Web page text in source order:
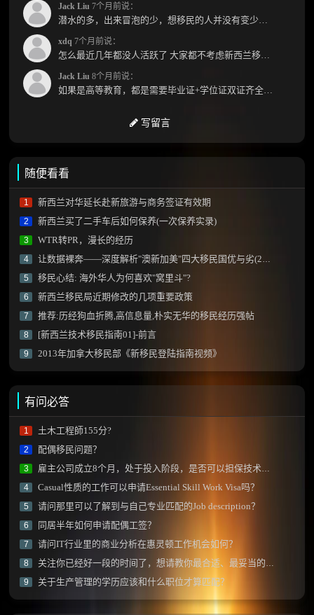
Jack Liu 7个月前说：
xdq 7个月前说：
Jack Liu 8个月前说：
写留言
随便看看
1 新西兰对华延长赴新旅游与商务签证有效期
2 新西兰买了二手车后如何保养(一次保养实录)
3 WTR转PR，漫长的经历
4 让数据裸奔——深度解析"澳新加美"四大移民国优与劣(2023年更新)
5 移民心结: 海外华人为何喜欢"窝里斗"?
6 新西兰移民局近期修改的几项重要政策
7 推荐:历经狗血折腾,高信息量,朴实无华的移民经历强帖
8 [新西兰技术移民指南01]-前言
9 2013年加拿大移民部《新移民登陆指南视频》
有问必答
1 土木工程師155分?
2 配偶移民问题？
3 雇主公司成立8个月，处于投入阶段，是否可以担保技术移民？
4 Casual性质的工作可以申请Essential Skill Work Visa吗？
5 请问那里可以了解到与自己专业匹配的Job description？
6 同居半年如何申请配偶工签？
7 请问IT行业里的商业分析在惠灵顿工作机会如何？
8 关注你已经好一段的时间了，想请教你最合适、最妥当的移民方式！！
9 关于生产管理的学历应该和什么职位才算匹配？